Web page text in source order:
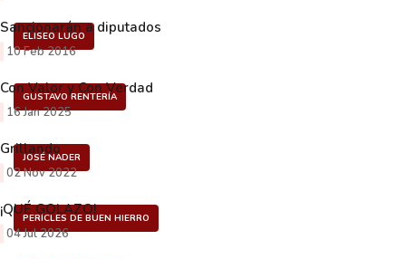
ELISEO LUGO
Sancionarán a diputados
10 Feb 2016
GUSTAVO RENTERÍA
Con Valor y Con Verdad
16 Jan 2025
JOSÉ NADER
Grillando
02 Nov 2022
PERÍCLES DE BUEN HIERRO
¡QUÉ GOLAZO!
04 Jul 2026